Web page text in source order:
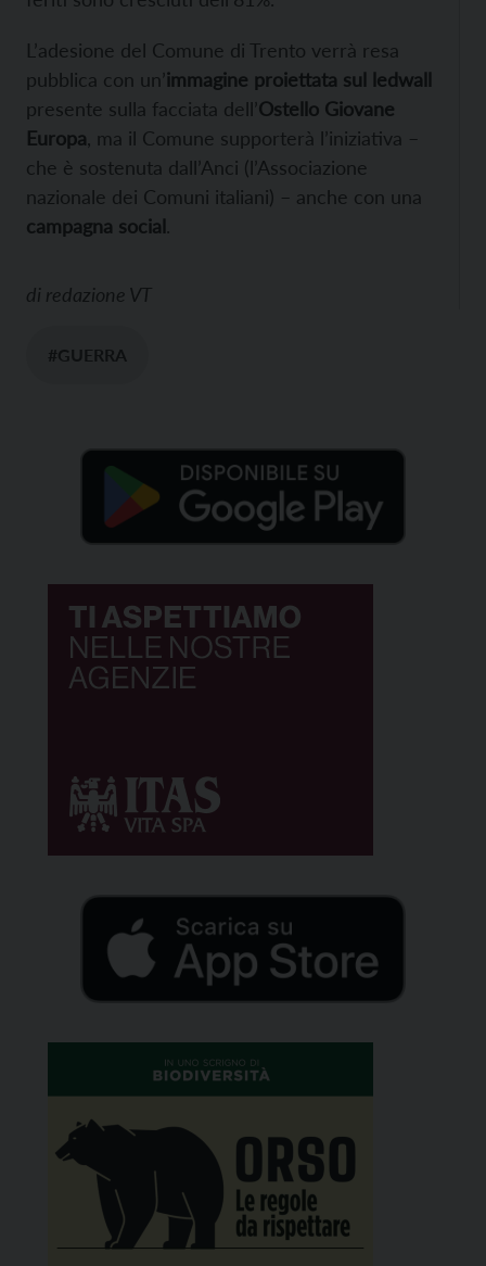
L’adesione del Comune di Trento verrà resa
pubblica con un’immagine proiettata sul ledwall
presente sulla facciata dell’Ostello Giovane
Europa , ma il Comune supporterà l’iniziativa –
che è sostenuta dall’Anci (l’Associazione
nazionale dei Comuni italiani) – anche con una
campagna social.
di redazione VT
#GUERRA